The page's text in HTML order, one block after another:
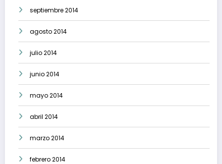
septiembre 2014
agosto 2014
julio 2014
junio 2014
mayo 2014
abril 2014
marzo 2014
febrero 2014